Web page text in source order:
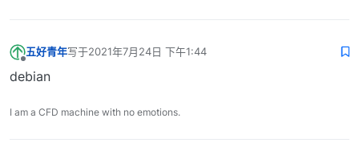
五好青年写于2021年7月24日 下午1:44
最后由 编辑
debian
I am a CFD machine with no emotions.